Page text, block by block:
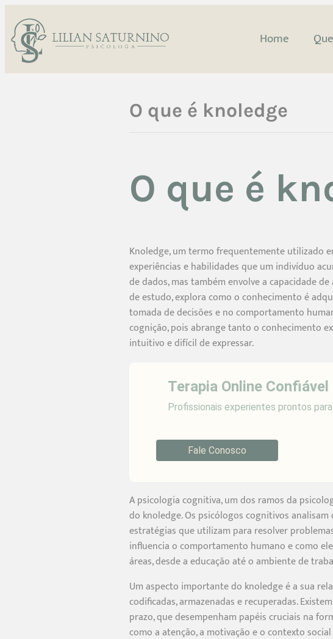
Home
O que é knoledge
O que é
Knoledge, um termo frequentemente utilizado
experiências e habilidades que um indivíduo
de dados, mas também envolve a capacidade
de estudo, explora como o conhecimento é
tomada de decisões e no comportamento
cognição, pois abrange tanto o conhecimento
intuitivo e difícil de expressar.
Terapia Online Confiável
Profissionais experientes prontos
Fale Conosco
A psicologia cognitiva, um dos ramos da
do knoledge. Os psicólogos cognitivos
estratégias que utilizam para resolver
influencia o comportamento humano e como
áreas, desde a educação até o ambiente de
Um aspecto importante do knoledge é a sua
codificadas, armazenadas e recuperadas.
prazo, que desempenham papéis cruciais na
como a atenção, a motivação e o contexto